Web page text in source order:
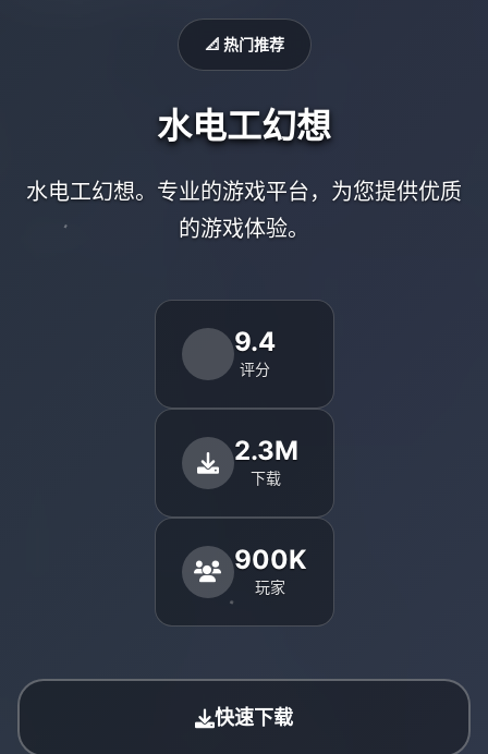
📐 热门推荐
水电工幻想
水电工幻想。专业的游戏平台，为您提供优质
的游戏体验。
9.4
评分
2.3M
下载
900K
玩家
快速下载